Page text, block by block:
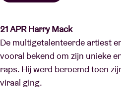
21 APR Harry Mack
De multigetalenteerde artiest
vooral bekend om zijn unieke
raps. Hij werd beroemd toen
viraal ging.